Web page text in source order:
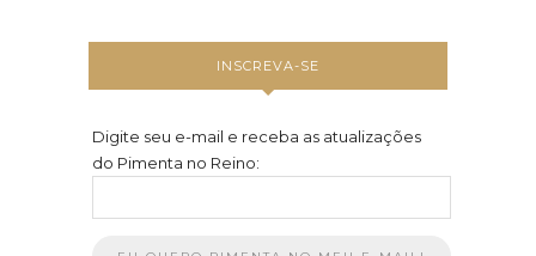
INSCREVA-SE
Digite seu e-mail e receba as atualizações
do Pimenta no Reino: